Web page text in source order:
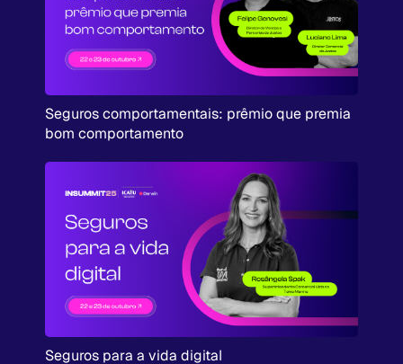
Seguros comportamentais: prêmio que premia
bom comportamento
Seguros para a vida digital